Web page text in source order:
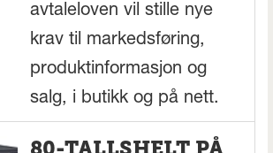
avtaleloven vil stille nye
krav til markedsføring,
produktinformasjon og
salg, i butikk og på nett.